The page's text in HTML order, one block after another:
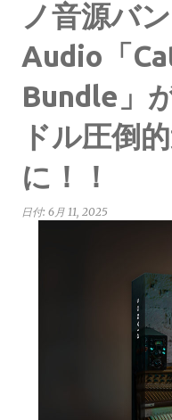
ノ音源バ
Audio「
Bundle」
ドル圧倒
に！！
日付: 6月 11, 2025